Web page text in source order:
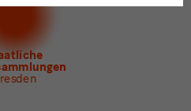
Sächsische Volkskunst